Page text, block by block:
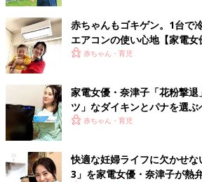
赤ちゃんもゴキゲン。1台で
エアコンの使い心地【家電女
赤ちゃん・育児
家電女優・奈津子「花粉撃
ツ」なダイキンとパナを選ぶ
赤ちゃん・育児
快適な妊婦ライフに欠かせ
3」を家電女優・奈津子が熱